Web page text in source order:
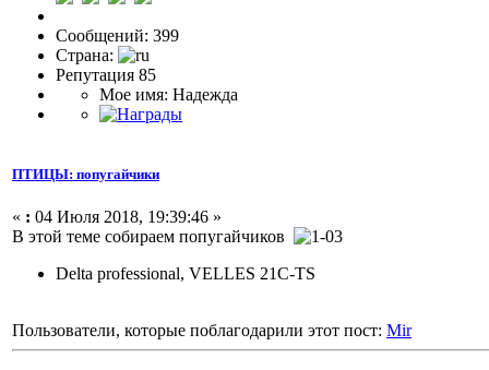
Сообщений: 399
Страна:
Репутация 85
Мое имя: Надежда
ПТИЦЫ: попугайчики
« : 04 Июля 2018, 19:39:46 »
В этой теме собираем попугайчиков
Delta professional, VELLES 21C-TS
Пользователи, которые поблагодарили этот пост: Mir